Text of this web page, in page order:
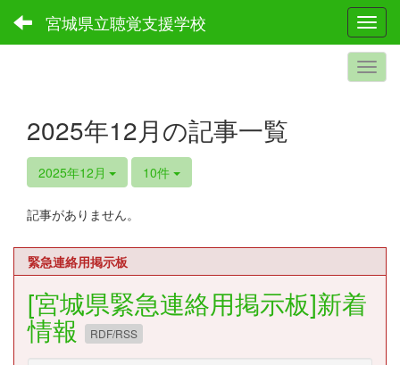
宮城県立聴覚支援学校
2025年12月の記事一覧
2025年12月 10件
記事がありません。
緊急連絡用掲示板
[宮城県緊急連絡用掲示板]新着
情報 RDF/RSS